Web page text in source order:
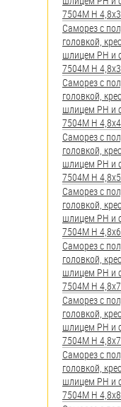
7504M H
Саморез с
головкой,
шлицем PH и
7504M H
Саморез с
головкой,
шлицем PH и
7504M H
Саморез с
головкой,
шлицем PH и
7504M H
Саморез с
головкой,
шлицем PH и
7504M H
Саморез с
головкой,
шлицем PH и
7504M H
Саморез с
головкой,
шлицем PH и
7504M H
Саморез с
головкой,
шлицем PH и
7504M H